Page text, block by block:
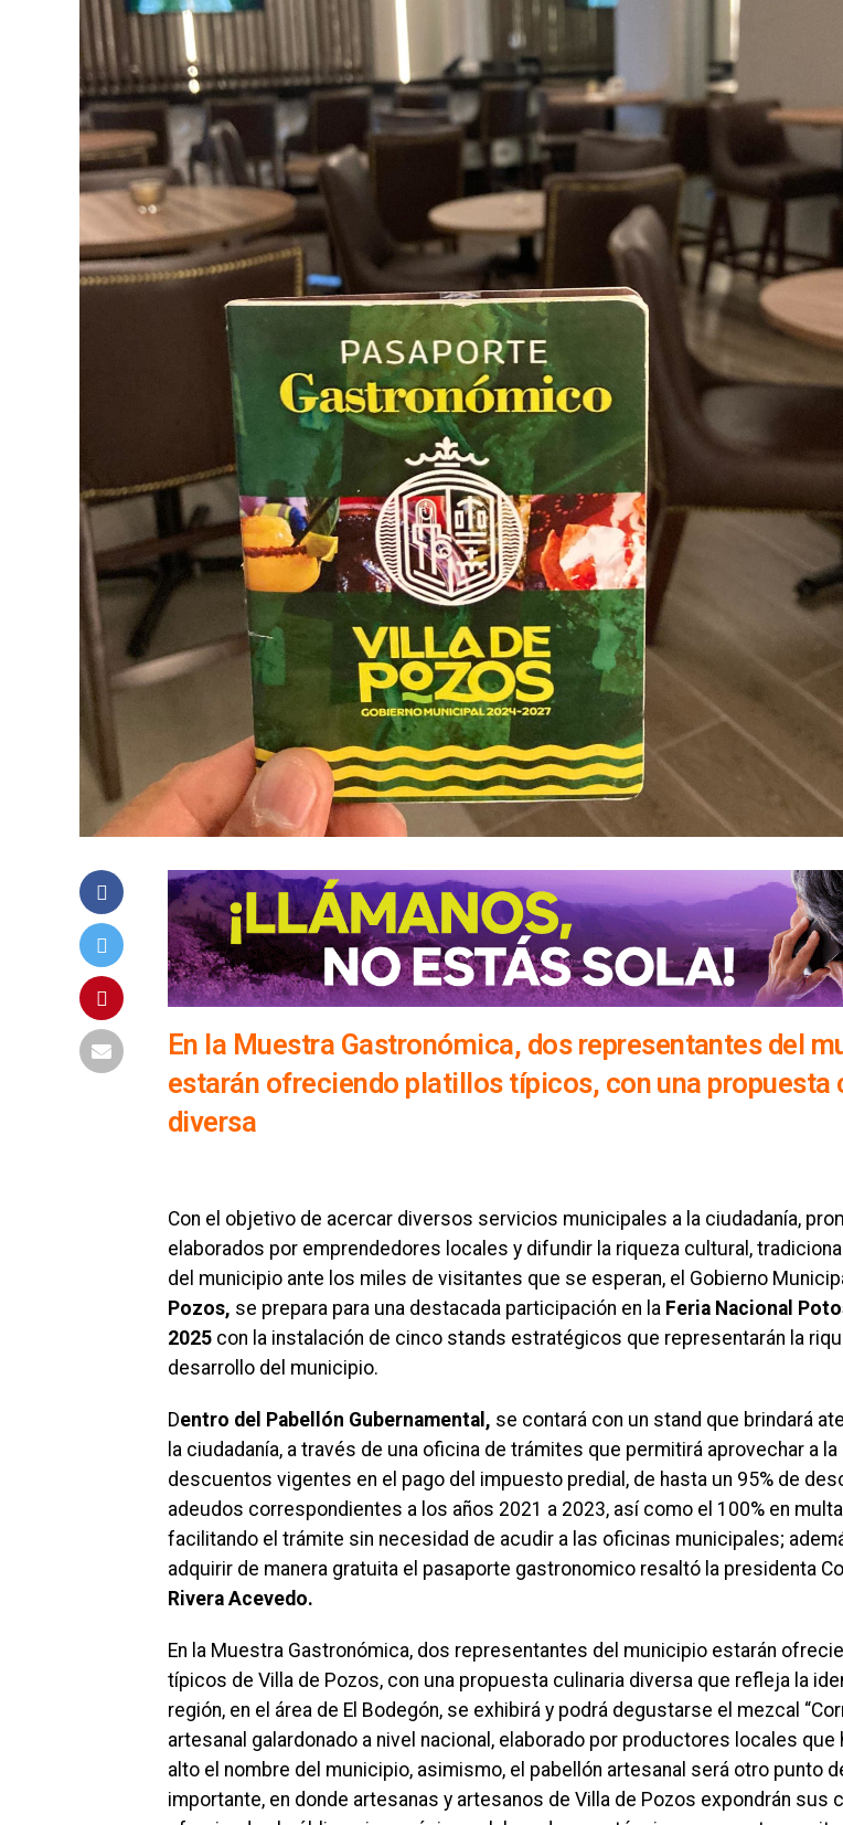
En la Muestra Gastronómica, dos representantes del
estarán ofreciendo platillos típicos, con una propuesta
diversa
Con el objetivo de acercar diversos servicios municipales a la ciudadanía,
elaborados por emprendedores locales y difundir la riqueza cultural,
del municipio ante los miles de visitantes que se esperan, el Gobierno
Pozos, se prepara para una destacada participación en la Feria Nacional
2025 con la instalación de cinco stands estratégicos que representarán la
desarrollo del municipio.
Dentro del Pabellón Gubernamental, se contará con un stand que brindará
la ciudadanía, a través de una oficina de trámites que permitirá aprovechar a
descuentos vigentes en el pago del impuesto predial, de hasta un 95% de
adeudos correspondientes a los años 2021 a 2023, así como el 100% en
facilitando el trámite sin necesidad de acudir a las oficinas municipales;
adquirir de manera gratuita el pasaporte gastronomico resaltó la presidenta
Rivera Acevedo.
En la Muestra Gastronómica, dos representantes del municipio estarán
típicos de Villa de Pozos, con una propuesta culinaria diversa que refleja la
región, en el área de El Bodegón, se exhibirá y podrá degustarse el mezcal
artesanal galardonado a nivel nacional, elaborado por productores locales que
alto el nombre del municipio, asimismo, el pabellón artesanal será otro punto
importante, en donde artesanas y artesanos de Villa de Pozos expondrán sus